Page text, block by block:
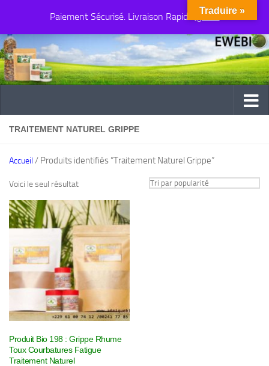
Paiement Sécurisé. Livraison Rapide Ignorer
Au dessous du contenu
TRAITEMENT NATUREL GRIPPE
Accueil / Produits identifiés “Traitement Naturel Grippe”
Voici le seul résultat
Produit Bio 198 : Grippe Rhume
Toux Courbatures Fatigue
Traitement Naturel
Traduire »